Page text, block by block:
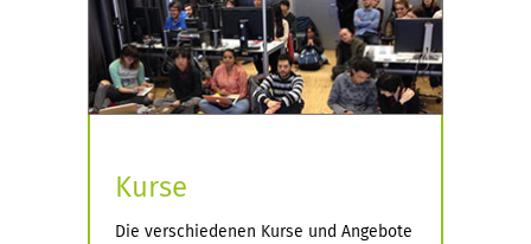
Kurse
Die verschiedenen Kurse und Angebote